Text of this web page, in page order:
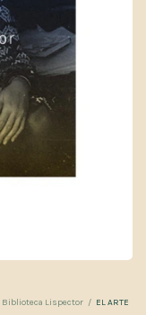
Biblioteca Lispector / EL ARTE